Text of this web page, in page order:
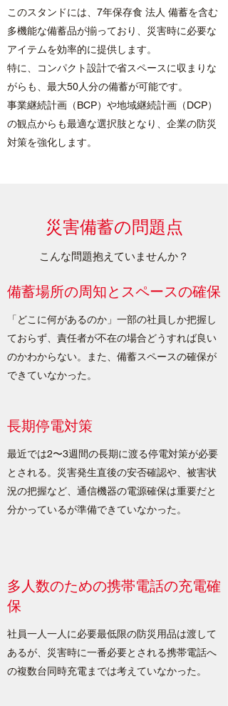
このスタンドには、7年保存食 法人 備蓄を含む
多機能な備蓄品が揃っており、災害時に必要な
アイテムを効率的に提供します。
特に、コンパクト設計で省スペースに収まりな
がらも、最大50人分の備蓄が可能です。
事業継続計画（BCP）や地域継続計画（DCP）
の観点からも最適な選択肢となり、企業の防災
対策を強化します。
災害備蓄の問題点
こんな問題抱えていませんか？
備蓄場所の周知とスペースの確保
「どこに何があるのか」一部の社員しか把握し
ておらず、責任者が不在の場合どうすれば良い
のかわからない。また、備蓄スペースの確保が
できていなかった。
長期停電対策
最近では2〜3週間の長期に渡る停電対策が必要
とされる。災害発生直後の安否確認や、被害状
況の把握など、通信機器の電源確保は重要だと
分かっているが準備できていなかった。
多人数のための携帯電話の充電確
保
社員一人一人に必要最低限の防災用品は渡して
あるが、災害時に一番必要とされる携帯電話へ
の複数台同時充電までは考えていなかった。